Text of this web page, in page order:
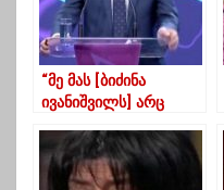
“მე მას [ბიძინა
ივანიშვილს] არც
– გახარია